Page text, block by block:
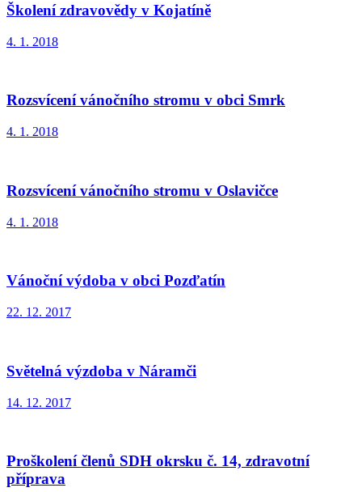
Školení zdravovědy v Kojatíně
4. 1. 2018
Rozsvícení vánočního stromu v obci Smrk
4. 1. 2018
Rozsvícení vánočního stromu v Oslavičce
4. 1. 2018
Vánoční výdoba v obci Pozďatín
22. 12. 2017
Světelná výzdoba v Náramči
14. 12. 2017
Proškolení členů SDH okrsku č. 14, zdravotní
příprava